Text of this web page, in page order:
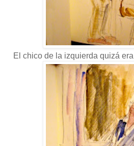
El chico de la izquierda quizá